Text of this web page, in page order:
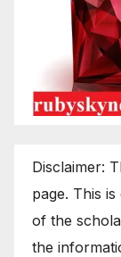
Disclaimer:
page. This
of the
the